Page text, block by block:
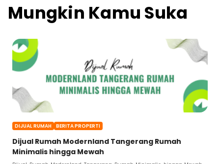
Mungkin Kamu Suka
DIJUAL RUMAH BERITA PROPERTI
Dijual Rumah Modernland Tangerang Rumah
Minimalis hingga Mewah